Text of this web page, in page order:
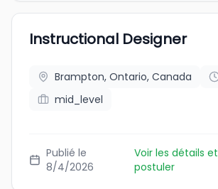
Instructional Designer
Brampton, Ontario, Canada
mid_level
Publié le
8/4/2026
Voir les détails et
postuler